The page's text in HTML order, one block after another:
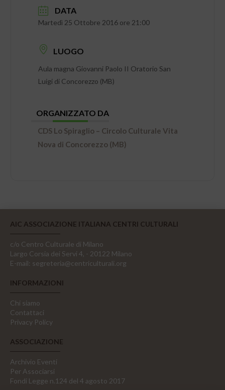
DATA
Martedì 25 Ottobre 2016 ore 21:00
LUOGO
Aula magna Giovanni Paolo II Oratorio San
Luigi di Concorezzo (MB)
ORGANIZZATO DA
CDS Lo Spiraglio – Circolo Culturale Vita
Nova di Concorezzo (MB)
AIC ASSOCIAZIONE ITALIANA CENTRI CULTURALI
c/o Centro Culturale di Milano
Largo Corsia dei Servi 4, - 20122 Milano
E-mail: segreteria@centriculturali.org
INFORMAZIONI
Chi siamo
Contattaci
Privacy Policy
ASSOCIAZIONE
Archivio Eventi
Per Associarsi
Fondi Legge n.124 del 4 agosto 2017